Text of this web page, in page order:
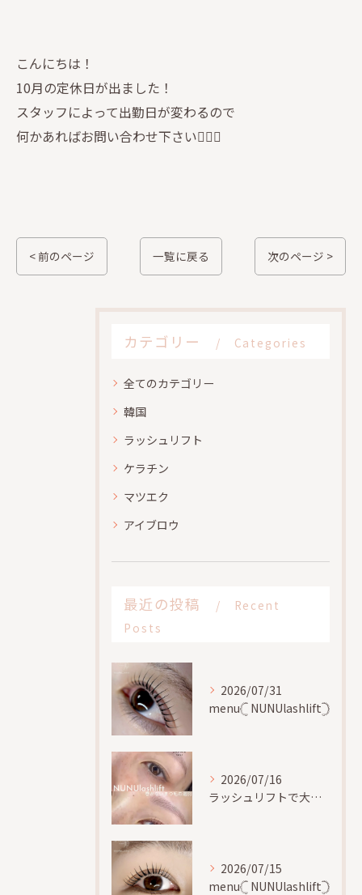
こんにちは！
10月の定休日が出ました！
スタッフによって出勤日が変わるので
何かあればお問い合わせ下さい🙇‍♀️✨
< 前のページ 一覧に戻る 次のページ >
カテゴリー Categories
全てのカテゴリー
韓国
ラッシュリフト
ケラチン
マツエク
アイブロウ
最近の投稿
Recent
Posts
2026/07/31
menu𓊆 NUNUlashlift𓊇
2026/07/16
ラッシュリフトで大切な事、
2026/07/15
menu𓊆 NUNUlashlift𓊇